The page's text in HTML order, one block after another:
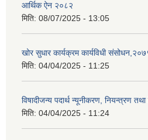
आर्थिक ऐन २०८२
मिति: 08/07/2025 - 13:05
खोर सुधार कार्यक्रम कार्यविधी
मिति: 04/04/2025 - 11:25
विषादीजन्य पदार्थ न्यूनीकरण, नियन्त्रण
मिति: 04/04/2025 - 11:24